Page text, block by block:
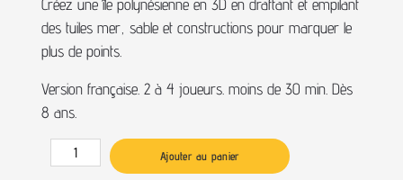
Créez une île polynésienne en 3D en draftant et empilant
des tuiles mer, sable et constructions pour marquer le
plus de points.
Version française. 2 à 4 joueurs. moins de 30 min. Dès
8 ans.
Ajouter au panier